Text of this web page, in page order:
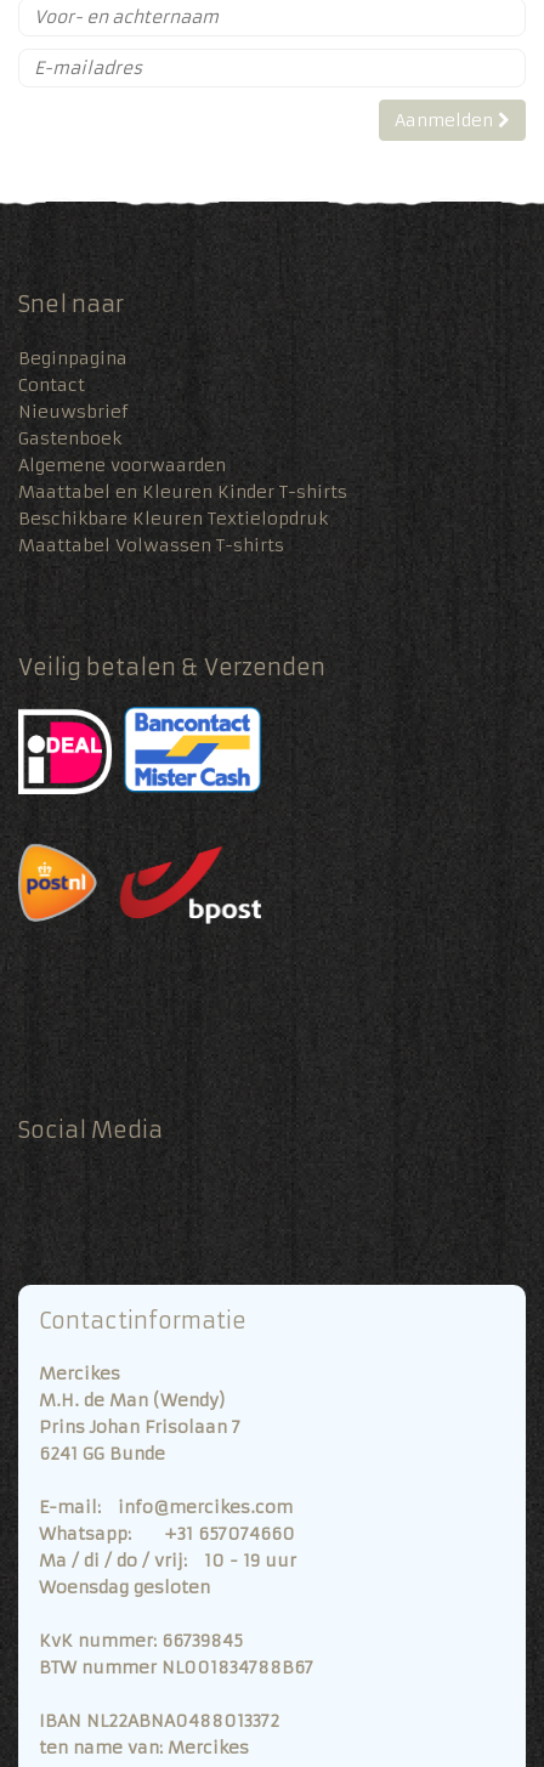
Aanmelden
Snel naar
Beginpagina
Contact
Nieuwsbrief
Gastenboek
Algemene voorwaarden
Maattabel en Kleuren Kinder T-shirts
Beschikbare Kleuren Textielopdruk
Maattabel Volwassen T-shirts
Veilig betalen & Verzenden
Social Media
Contactinformatie
Mercikes
M.H. de Man (Wendy)
Prins Johan Frisolaan 7
6241 GG Bunde
E-mail: info@mercikes.com
Whatsapp: +31 657074660
Ma / di / do / vrij: 10 - 19 uur
Woensdag gesloten
KvK nummer: 66739845
BTW nummer NL001834788B67
IBAN NL22ABNA0488013372
ten name van: Mercikes